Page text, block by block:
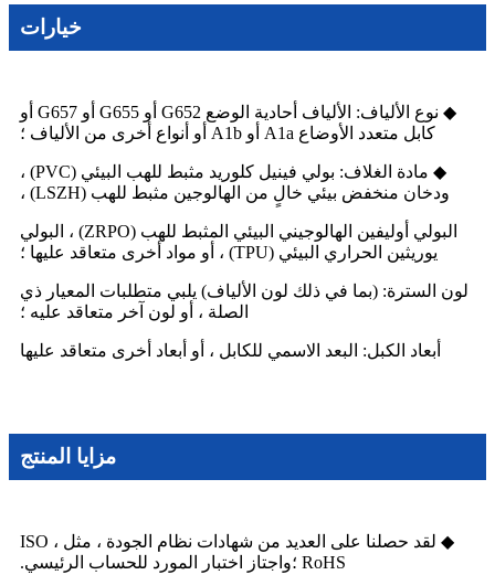
خيارات
◆ نوع الألياف: الألياف أحادية الوضع G652 أو G655 أو G657 أو
كابل متعدد الأوضاع A1a أو A1b أو أنواع أخرى من الألياف ؛
◆ مادة الغلاف: بولي فينيل كلوريد مثبط للهب البيئي (PVC) ،
ودخان منخفض بيئي خالٍ من الهالوجين مثبط للهب (LSZH) ،
البولي أوليفين الهالوجيني البيئي المثبط للهب (ZRPO) ، البولي
يوريثين الحراري البيئي (TPU) ، أو مواد أخرى متعاقد عليها ؛
لون السترة: (بما في ذلك لون الألياف) يلبي متطلبات المعيار ذي
الصلة ، أو لون آخر متعاقد عليه ؛
أبعاد الكبل: البعد الاسمي للكابل ، أو أبعاد أخرى متعاقد عليها
مزايا المنتج
◆ لقد حصلنا على العديد من شهادات نظام الجودة ، مثل ISO ،
RoHS ؛واجتاز اختبار المورد للحساب الرئيسي.